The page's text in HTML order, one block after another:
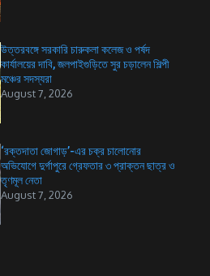
উত্তরবঙ্গে সরকারি চারুকলা কলেজ ও পর্ষদ
কার্যালয়ের দাবি, জলপাইগুড়িতে সুর চড়ালেন শিল্পী
মঞ্চের সদস্যরা
August 7, 2026
‘রক্তদাতা জোগাড়’-এর চক্র চালোনোর
অভিযোগে দুর্গাপুরে গ্রেফতার ৩ প্রাক্তন ছাত্র ও
তৃণমূল নেতা
August 7, 2026